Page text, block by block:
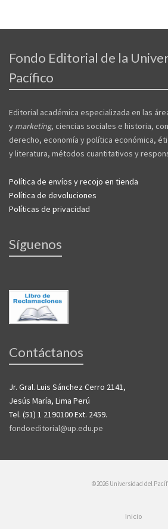
Fondo Editorial de la
Pacífico
Editorial académica especializada en las
y marketing, ciencias sociales e historia,
derecho, economía y política económica,
y literatura, métodos cuantitativos y
Política de envíos y recojo en tienda
Política de devoluciones
Políticas de privacidad
Síguenos
Contáctanos
Jr. Gral. Luis Sánchez Cerro 2141,
Jesús María, Lima Perú
Tel. (51) 1 2190100 Ext. 2459.
fondoeditorial@up.edu.pe
©2026 Universidad del
Inicio